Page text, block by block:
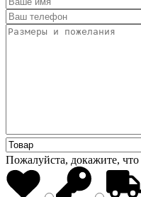
Пожалуйста, докажите,